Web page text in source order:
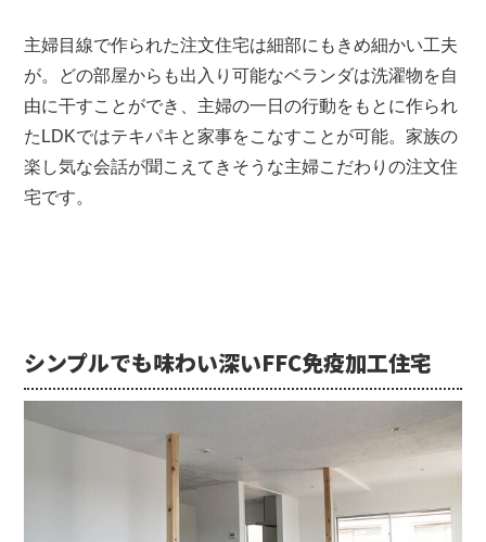
主婦目線で作られた注文住宅は細部にもきめ細かい工夫
が。どの部屋からも出入り可能なベランダは洗濯物を自
由に干すことができ、主婦の一日の行動をもとに作られ
たLDKではテキパキと家事をこなすことが可能。家族の
楽し気な会話が聞こえてきそうな主婦こだわりの注文住
宅です。
シンプルでも味わい深いFFC免疫加工住宅